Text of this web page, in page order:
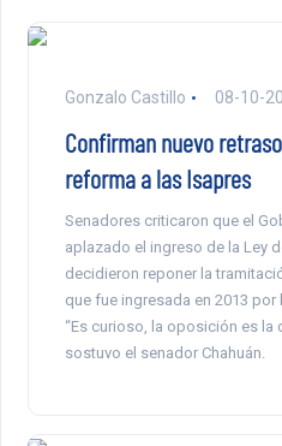
Gonzalo Castillo 08-10-
Confirman nuevo
reforma a las Isapres
Senadores criticaron que el
aplazado el ingreso de la Ley
decidieron reponer la
que fue ingresada en 2013 por
“Es curioso, la oposición es la
sostuvo el senador Chahuán.